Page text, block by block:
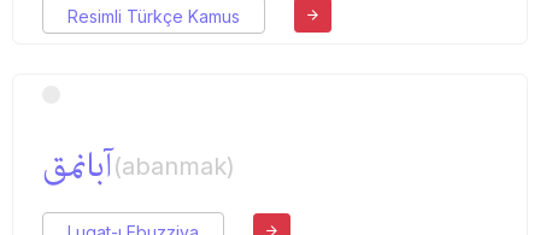
Resimli Türkçe Kamus
آبانمق(abanmak)